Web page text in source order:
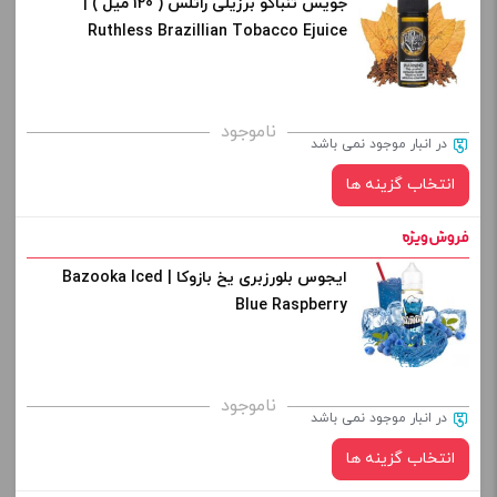
کپی
نیکوتین:
برای فعال شدن سبد خرید و نمایش قیمت ، گزینه های محصول را
از کادر بالا انتخاب کنید.
+
افزودن به سبد خرید
Ruthless Brazillian Tobacco Ejuice
ناموجود در انبار موجود نمی باشد
انتخاب گزینه ها
نیکوتین:
برای فعال شدن سبد خرید و نمایش قیمت ، گزینه های محصول را
از کادر بالا انتخاب کنید.
+
ایجوس بلورزبری یخ بازوکا | Bazooka Iced
Blue Raspberry
ناموجود در انبار موجود نمی باشد
انتخاب گزینه ها